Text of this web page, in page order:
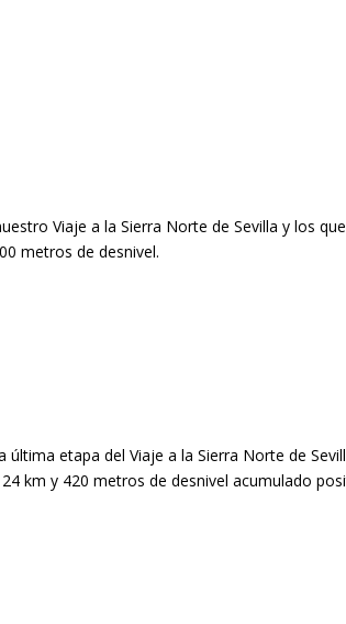
Viaje a la Sierra Norte de Sevilla y los
metros de desnivel.
etapa del Viaje a la Sierra Norte de
km y 420 metros de desnivel acumulado